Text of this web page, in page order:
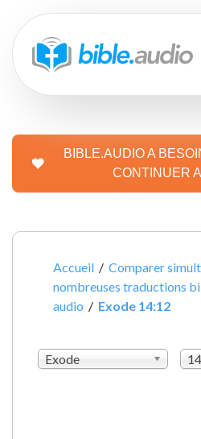
BIBLE.AUDIO A
CONTINUER
Accueil /Comparer
nombreuses traductions
audio / Exode 14:12
Exode 14